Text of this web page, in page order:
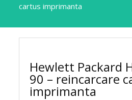
cartus imprimanta
Hewlett Packard
90 – reincarcare
imprimanta